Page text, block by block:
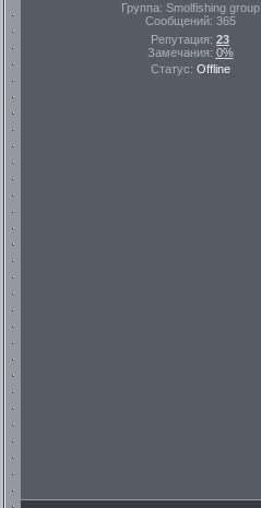
Группа: Smolfishing group
Сообщений: 365
Репутация: 23
Замечания: 0%
Статус: Offline